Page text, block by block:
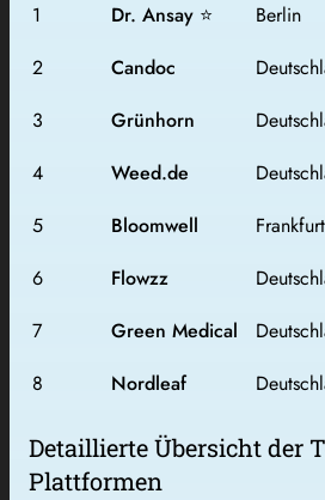
1
Dr. Ansay ⭐ Berlin
2
Candoc
3
Grünhorn
4
Weed.de
5
Bloomwell Frankfurt
6
Flowzz
7
Green Medical
8
Nordleaf
Detaillierte Übersicht der
Plattformen